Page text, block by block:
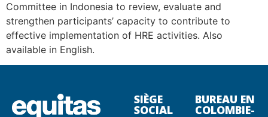
Committee in Indonesia to review, evaluate and
strengthen participants’ capacity to contribute to
effective implementation of HRE activities. Also
available in English.
SIÈGE
SOCIAL
BUREAU EN
COLOMBIE-